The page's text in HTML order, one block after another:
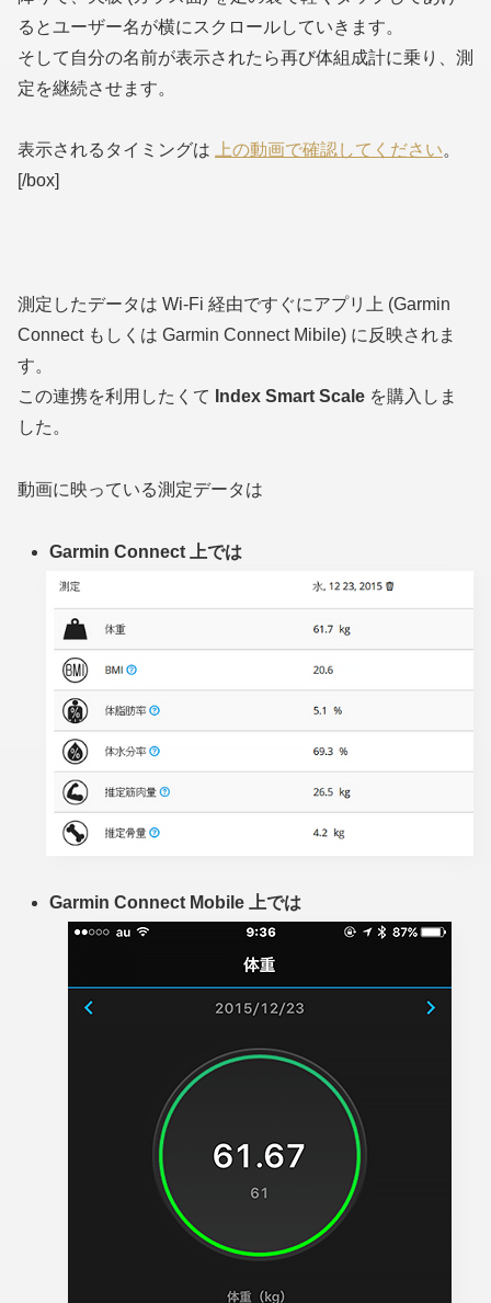
るとユーザー名が横にスクロールしていきます。
そして自分の名前が表示されたら再び体組成計に乗り、測
定を継続させます。
表示されるタイミングは 上の動画で確認してください。
[/box]
測定したデータは Wi-Fi 経由ですぐにアプリ上 (Garmin
Connect もしくは Garmin Connect Mibile) に反映されま
す。
この連携を利用したくて
Index Smart Scale を購入しま
した。
動画に映っている測定データは
Garmin Connect 上では
Garmin Connect Mobile 上では